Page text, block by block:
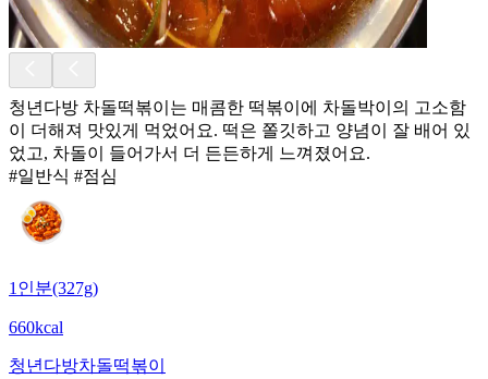
청년다방 차돌떡볶이는 매콤한 떡볶이에 차돌박이의 고소함
이 더해져 맛있게 먹었어요. 떡은 쫄깃하고 양념이 잘 배어 있
었고, 차돌이 들어가서 더 든든하게 느껴졌어요.
#일반식 #점심
1인분(327g)
660kcal
청년다방차돌떡볶이